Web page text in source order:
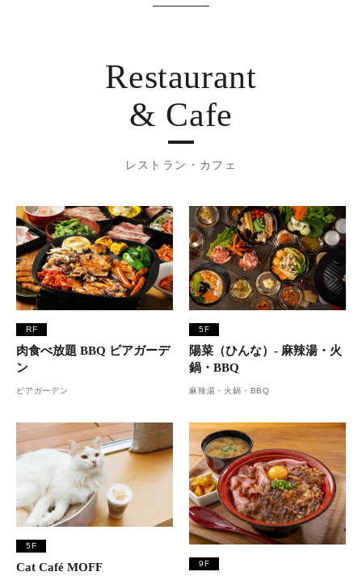
Restaurant
& Cafe
レストラン・カフェ
RF
肉食べ放題 BBQ ビアガーデ
ン
ビアガーデン
5F
陽菜（ひんな）- 麻辣湯・火
鍋・BBQ
麻辣湯・火鍋・BBQ
5F
Cat Café MOFF 9F